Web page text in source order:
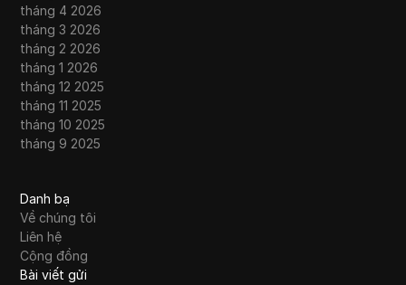
tháng 4 2026
tháng 3 2026
tháng 2 2026
tháng 1 2026
tháng 12 2025
tháng 11 2025
tháng 10 2025
tháng 9 2025
Danh bạ
Về chúng tôi
Liên hệ
Cộng đồng
Bài viết gửi